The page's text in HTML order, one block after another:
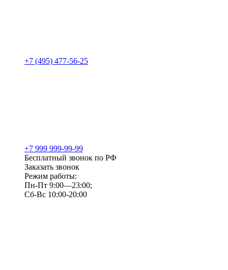
+7 (495) 477-56-25
+7 999 999-99-99
Бесплатный звонок по РФ
Заказать звонок
Режим работы:
Пн-Пт 9:00—23:00;
Сб-Вс 10:00-20:00